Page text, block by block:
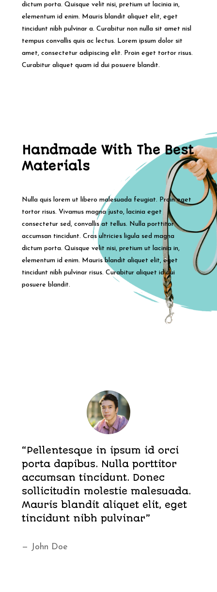
dictum porta. Quisque velit nisi, pretium ut lacinia in,
elementum id enim. Mauris blandit aliquet elit, eget
tincidunt nibh pulvinar a. Curabitur non nulla sit amet nisl
tempus convallis quis ac lectus. Lorem ipsum dolor sit
amet, consectetur adipiscing elit. Proin eget tortor risus.
Curabitur aliquet quam id dui posuere blandit.
Handmade With The Best
Materials
Nulla quis lorem ut libero malesuada feugiat. Proin eget
tortor risus. Vivamus magna justo, lacinia eget
consectetur sed, convallis at tellus. Nulla porttitor
accumsan tincidunt. Cras ultricies ligula sed magna
dictum porta. Quisque velit nisi, pretium ut lacinia in,
elementum id enim. Mauris blandit aliquet elit, eget
tincidunt nibh pulvinar risus. Curabitur aliquet id dui
posuere blandit.
“Pellentesque in ipsum id orci
porta dapibus. Nulla porttitor
accumsan tincidunt. Donec
sollicitudin molestie malesuada.
Mauris blandit aliquet elit, eget
tincidunt nibh pulvinar”
— John Doe